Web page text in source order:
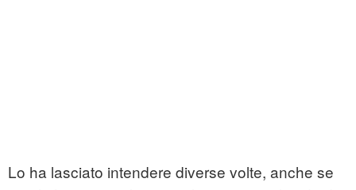
Lo ha lasciato intendere diverse volte, anche se